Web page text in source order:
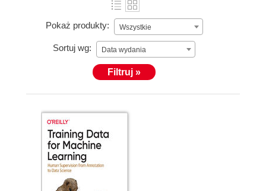
Pokaż produkty: Wszystkie
Sortuj wg: Data wydania
Filtruj »